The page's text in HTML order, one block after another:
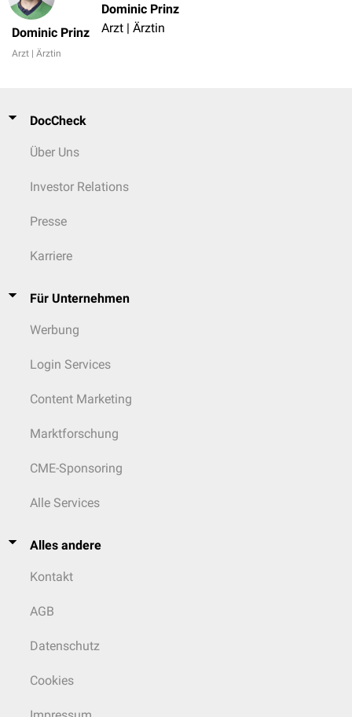
Dominic Prinz
Arzt | Ärztin
Dominic Prinz
Arzt | Ärztin
DocCheck
Über Uns
Investor Relations
Presse
Karriere
Für Unternehmen
Werbung
Login Services
Content Marketing
Marktforschung
CME-Sponsoring
Alle Services
Alles andere
Kontakt
AGB
Datenschutz
Cookies